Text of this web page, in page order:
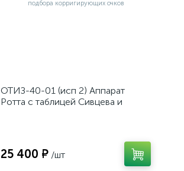
ОТИЗ-40-01 (исп 2) Аппарат
Ротта с таблицей Сивцева и
25 400 ₽ /шт